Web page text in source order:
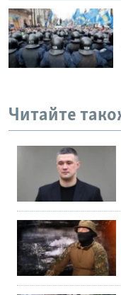
Усі сайти RFE/RL
Читайте